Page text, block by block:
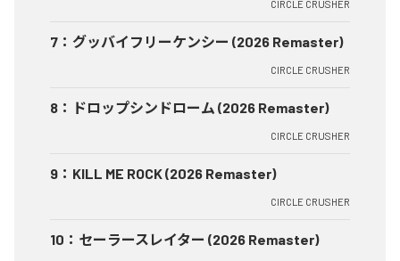
CIRCLE CRUSHER
7 ： グッバイフリーケンシー (2026 Remaster)
CIRCLE CRUSHER
8 ： ドロップシンドローム (2026 Remaster)
CIRCLE CRUSHER
9 ： KILL ME ROCK (2026 Remaster)
CIRCLE CRUSHER
10 ： セーラースレイター (2026 Remaster)